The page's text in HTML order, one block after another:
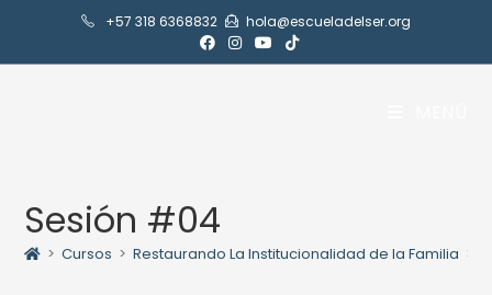
+57 318 6368832 hola@escueladelser.org
Sesión #04
> Cursos > Restaurando La Institucionalidad de la Familia >